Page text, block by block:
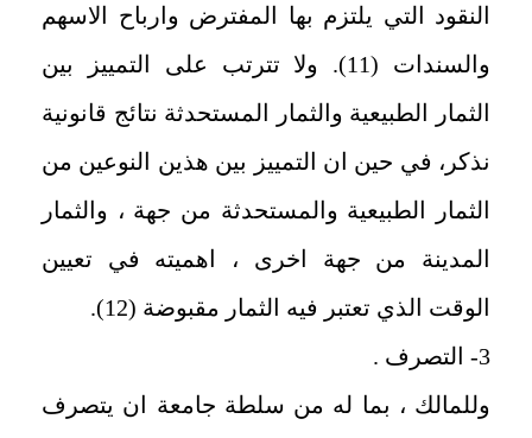
النقود التي يلتزم بها المفترض وارباح الاسهم
والسندات (11). ولا تترتب على التمييز بين
الثمار الطبيعية والثمار المستحدثة نتائج قانونية
نذكر، في حين ان التمييز بين هذين النوعين من
الثمار الطبيعية والمستحدثة من جهة ، والثمار
المدينة من جهة اخرى ، اهميته في تعيين
الوقت الذي تعتبر فيه الثمار مقبوضة (12).
3- التصرف .
وللمالك ، بما له من سلطة جامعة ان يتصرف